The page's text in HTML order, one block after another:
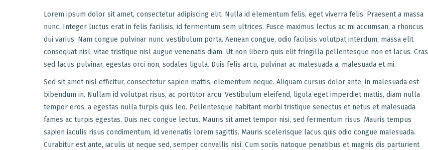
Lorem ipsum dolor sit amet, consectetur adipiscing elit. Nulla id elementum felis, eget viverra felis. Praesent a massa
nunc. Integer luctus erat in felis facilisis, id fermentum sem ultrices. Fusce maximus lectus ac mi accumsan, a rhoncus
dui varius. Nam congue pulvinar nunc vestibulum porta. Aenean congue, odio facilisis volutpat interdum, massa elit
consequat nisl, vitae tristique nisl augue venenatis diam. Ut non libero quis elit fringilla pellentesque non et lacus. Cras
sed lacus pulvinar, egestas orci non, sodales ligula. Duis felis arcu, pulvinar ac malesuada a, malesuada et mi.
Sed sit amet nisl efficitur, consectetur sapien mattis, elementum neque. Aliquam cursus dolor ante, in malesuada est
bibendum in. Nullam id volutpat risus, ac porttitor arcu. Vestibulum eleifend, ligula eget imperdiet mattis, diam nulla
tempor eros, a egestas nulla turpis quis leo. Pellentesque habitant morbi tristique senectus et netus et malesuada
fames ac turpis egestas. Duis nec congue lectus. Mauris sit amet tempor nisi, sed fermentum risus. Mauris tempus
sapien iaculis risus condimentum, id venenatis lorem sagittis. Mauris scelerisque lacus quis odio congue malesuada.
Curabitur est ante, iaculis ut neque sed, semper convallis nisi. Cum sociis natoque penatibus et magnis dis parturient